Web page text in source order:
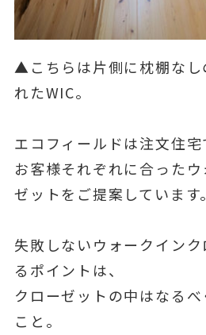
▲こちらは片側に枕棚なし
れたWIC。
エコフィールドは注文住宅
お客様それぞれに合った
ゼットをご提案しています。
失敗しないウォークインク
るポイントは、
クローゼットの中はなる
こと。